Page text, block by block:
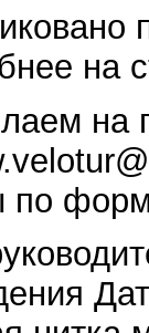
на
на
по